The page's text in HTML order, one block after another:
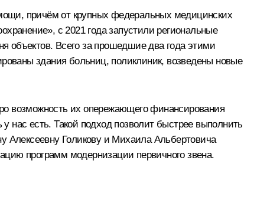
причём от крупных федеральных медицинских
с 2021 года запустили региональные
объектов. Всего за прошедшие два года этими
здания больниц, поликлиник, возведены новые
возможность их опережающего финансирования
нас есть. Такой подход позволит быстрее выполнить
Голикову и Михаила Альбертовича
программ модернизации первичного звена.